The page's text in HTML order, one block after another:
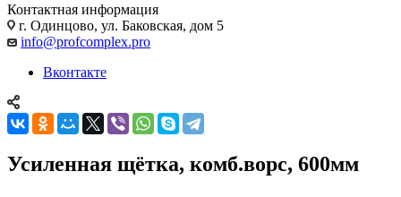
Контактная информация
г. Одинцово, ул. Баковская, дом 5
info@profcomplex.pro
Вконтакте
Усиленная щётка, комб.ворс, 600мм